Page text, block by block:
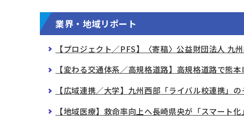
業界・地域リポート
【プロジェクト／PFS】〈寄稿〉公益財団法人 九
【変わる交通体系／高規格道路】高規格道路で熊
【広域連携／大学】九州西部「ライバル校連携」
【地域医療】救命率向上へ長崎県央が「スマート